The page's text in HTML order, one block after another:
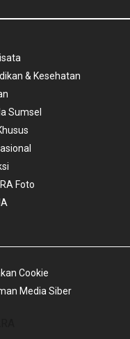
& Kesehatan
Sumsel
Foto
Cookie
Media Siber